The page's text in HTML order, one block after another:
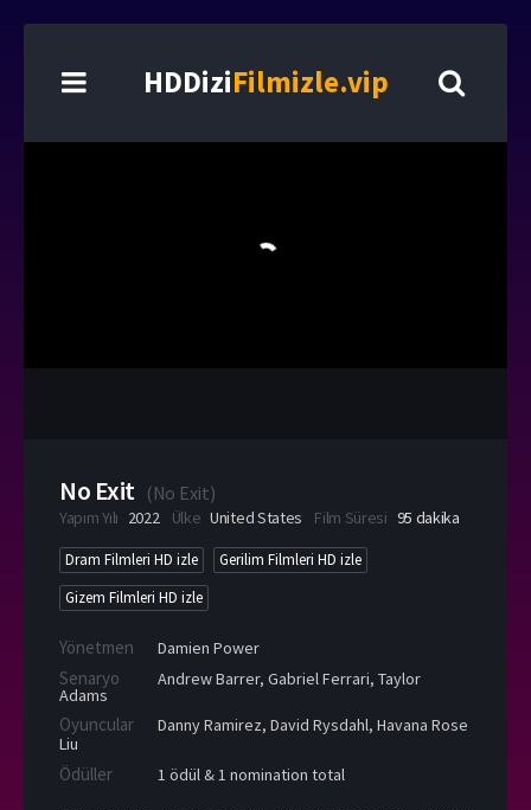
HDDiziFilmizle.vip
No Exit (No Exit)
Yapım Yılı 2022 Ülke United States Film Süresi 95 dakika
Dram Filmleri HD izle
Gerilim Filmleri HD izle
Gizem Filmleri HD izle
Yönetmen Damien Power
Senaryo Andrew Barrer, Gabriel Ferrari, Taylor
Adams
Oyuncular Danny Ramirez, David Rysdahl, Havana Rose
Liu
Ödüller
1 ödül & 1 nomination total